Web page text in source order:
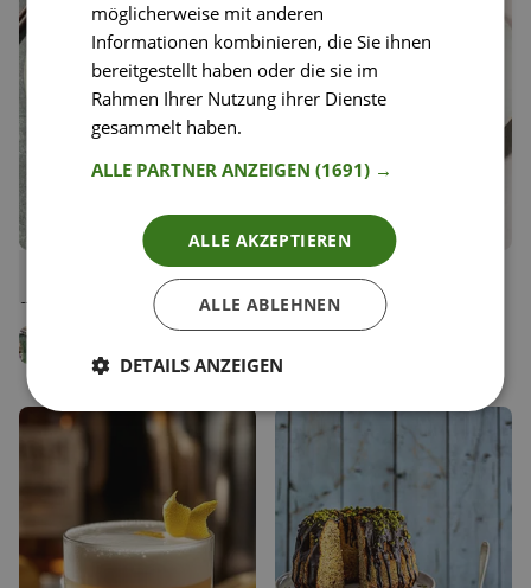
Speichern
Kalte Sobanudeln mit Gurke
Team Happy Plates
29
Speichern
Zimt Schokoladen Tarte
Sophia Stolzes
möglicherweise mit anderen
Informationen kombinieren, die Sie ihnen
bereitgestellt haben oder die sie im
Rahmen Ihrer Nutzung ihrer Dienste
gesammelt haben.
ALLE PARTNER ANZEIGEN(1691) →
ALLE AKZEPTIEREN
ALLE ABLEHNEN
DETAILS ANZEIGEN